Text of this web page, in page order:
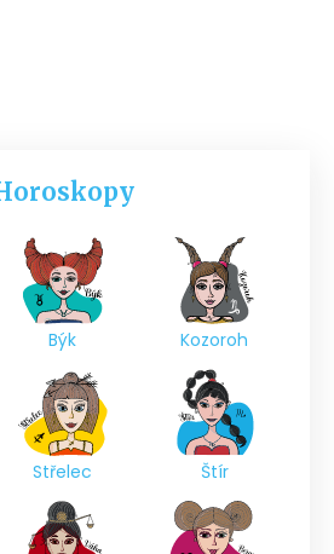
Býk Kozoroh
Střelec Štír